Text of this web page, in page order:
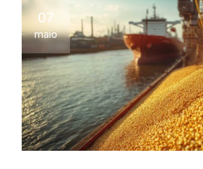
07
maio